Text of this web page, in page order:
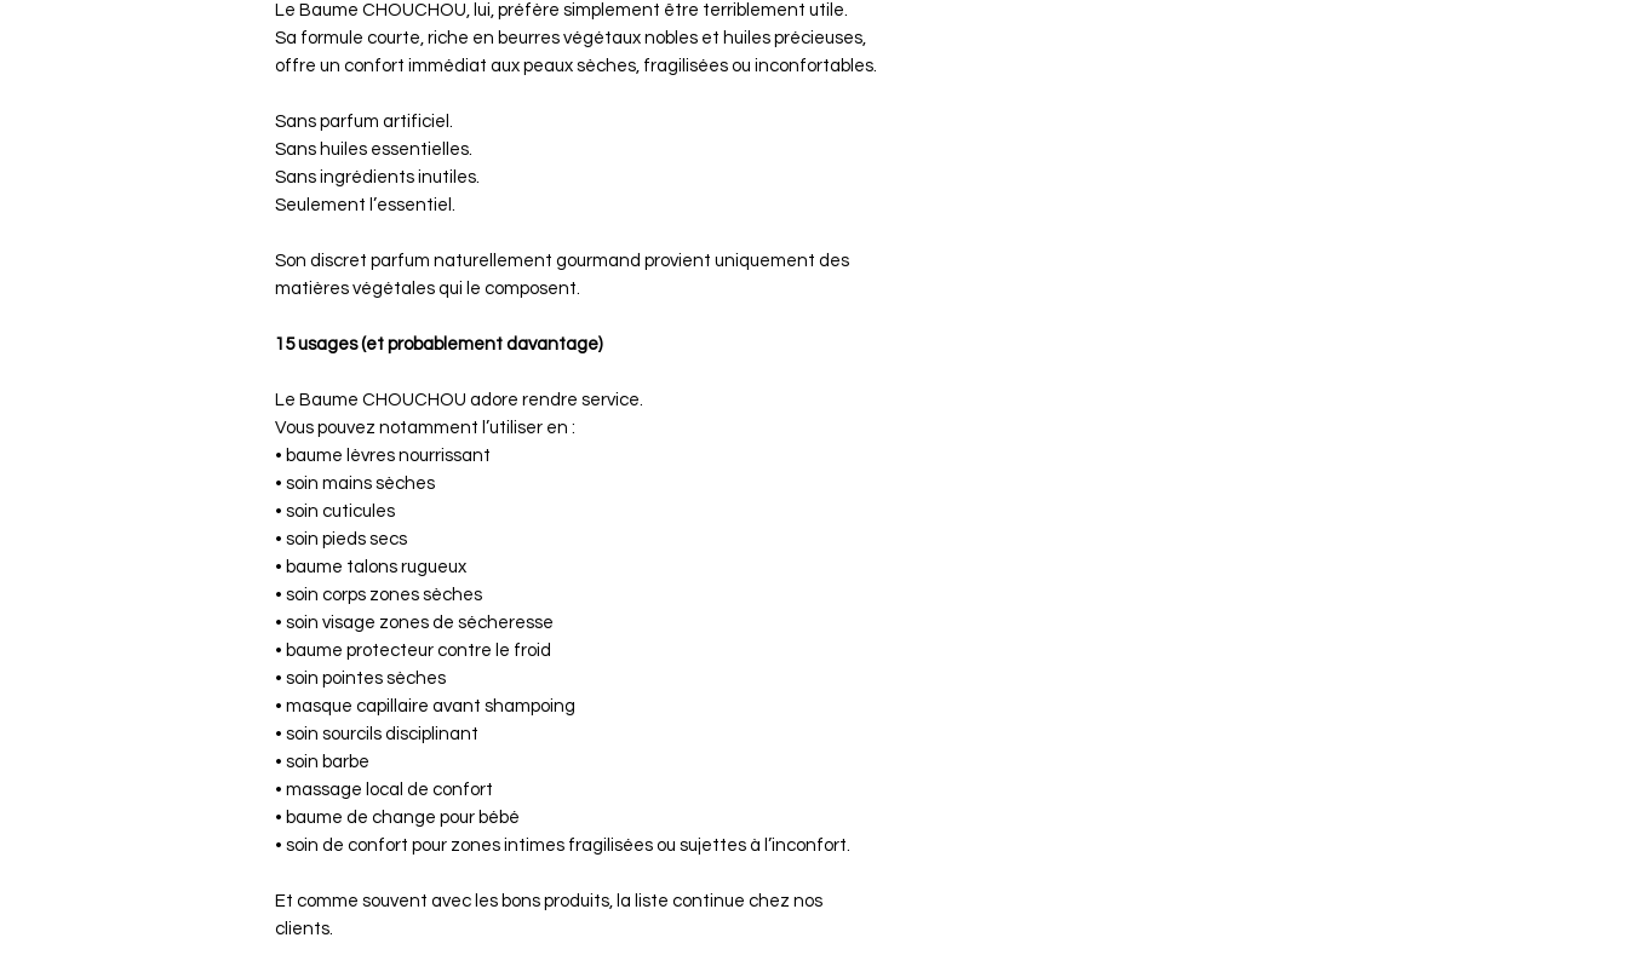
Le Baume CHOUCHOU, lui, préfère simplement être terriblement utile.
Sa formule courte, riche en beurres végétaux nobles et huiles précieuses,
offre un confort immédiat aux peaux sèches, fragilisées ou inconfortables.
Sans parfum artificiel.
Sans huiles essentielles.
Sans ingrédients inutiles.
Seulement l’essentiel.
Son discret parfum naturellement gourmand provient uniquement des
matières végétales qui le composent.
15 usages (et probablement davantage)
Le Baume CHOUCHOU adore rendre service.
Vous pouvez notamment l’utiliser en :
• baume lèvres nourrissant
• soin mains sèches
• soin cuticules
• soin pieds secs
• baume talons rugueux
• soin corps zones sèches
• soin visage zones de sécheresse
• baume protecteur contre le froid
• soin pointes sèches
• masque capillaire avant shampoing
• soin sourcils disciplinant
• soin barbe
• massage local de confort
• baume de change pour bébé
• soin de confort pour zones intimes fragilisées ou sujettes à l’inconfort.
Et comme souvent avec les bons produits, la liste continue chez nos
clients.